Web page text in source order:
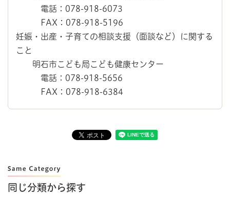
電話：078-918-6073
FAX：078-918-5196
妊娠・出産・子育ての相談支援（面談など）に関する
こと
明石市こども局こども健康センター
電話：078-918-5656
FAX：078-918-6384
同じ分類から探す